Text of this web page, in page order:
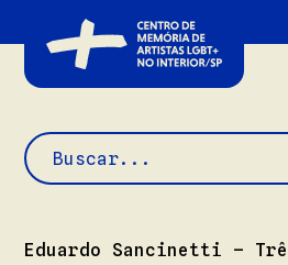
Eduardo Sancinetti –